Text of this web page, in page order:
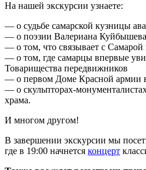
На нашей экскурсии узнаете:
— о судьбе самарской кузницы
— о поэзии Валериана
— о том, что связывает с
— о том, где самарцы впервые
Товарищества передвижников
— о первом Доме Красной армии
— о скульпторах-
храма.
И многом другом!
В завершении экскурсии мы
где в 19:00 начнется концерт